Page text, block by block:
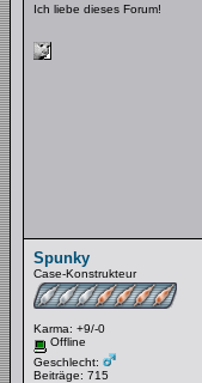
Ich liebe dieses Forum!
Spunky
Case-Konstrukteur
Karma: +9/-0
Offline
Geschlecht:
Beiträge: 715